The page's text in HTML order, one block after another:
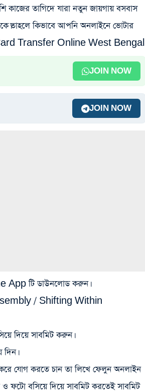
কাজের তাগিদে যারা নতুন জায়গায় বসবাস
কিভাবে আপনি অনলাইনে ভোটার
Card Transfer Online West Bengal
JOIN NOW
JOIN NOW
App টি ডাউনলোড করুন।
/ Shifting Within
দিয়ে সাবমিট করুন।
যোগ করতে চান তা লিখে ফেলুন অনলাইন
ও ফটো বসিয়ে দিয়ে সাবমিট করতেই সাবমিট